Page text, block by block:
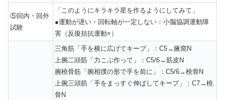
⑤回内・回外
試験
「このようにキラキラ星を作るようにしてみて」
●運動が遅い・回転軸が一定しない：小脳協調運動障
害（反復拮抗運動×）
三角筋「手を横に広げてキープ」：C5→腋窩N
上腕二頭筋「力こぶ作って」：C5/6→筋皮N
腕橈骨筋「腕相撲の形で手を前に」：C5/6→橈骨N
上腕三頭筋「手をまっすぐ伸ばしてキープ」：C7→橈
骨N